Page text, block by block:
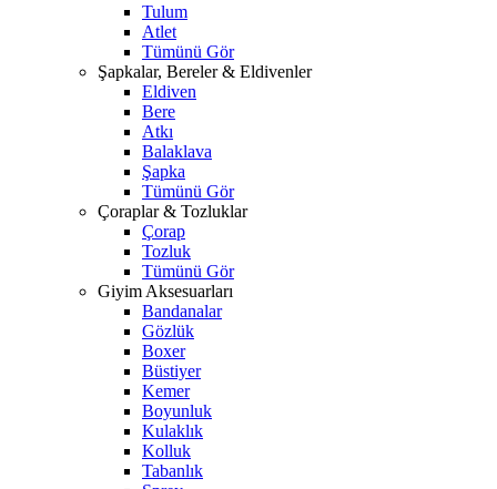
Tulum
Atlet
Tümünü Gör
Şapkalar, Bereler & Eldivenler
Eldiven
Bere
Atkı
Balaklava
Şapka
Tümünü Gör
Çoraplar & Tozluklar
Çorap
Tozluk
Tümünü Gör
Giyim Aksesuarları
Bandanalar
Gözlük
Boxer
Büstiyer
Kemer
Boyunluk
Kulaklık
Kolluk
Tabanlık